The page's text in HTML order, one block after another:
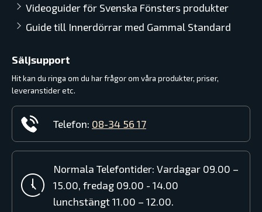
Videoguider för Svenska Fönsters produkter
Guide till Innerdörrar med Gammal Standard
Säljsupport
Hit kan du ringa om du har frågor om våra produkter, priser,
leveranstider etc.
Telefon: 08-34 56 17
Normala Telefontider: Vardagar 09.00 –
15.00, fredag 09.00 - 14.00
lunchstängt 11.00 – 12.00.